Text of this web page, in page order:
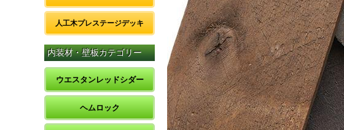
人工木プレステージデッキ
内装材・壁板カテゴリー
ウエスタンレッドシダー
ヘムロック